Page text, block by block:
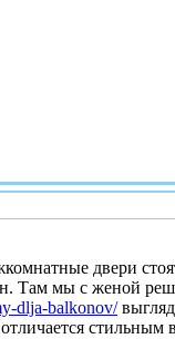
двери
Там мы с женой
dlja-balkonov/
отличается